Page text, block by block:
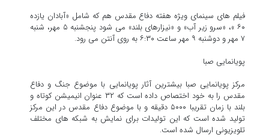
فیلم های سینمای ویژه هفته دفاع مقدس هم که شامل «آبادان یازده
۶۰ »، «سرو زیر آب» و «نیزارهای بلند» می شود پنجشنبه ۵ مهر، شنبه
۷ مهر و دوشنبه ۹ مهر ساعت ۶:۳۰ به روی آنتن می رود.
پویانمایی صبا
مرکز پویانمایی صبا بیشترین آثار پویانمایی با موضوع جنگ و دفاع
مقدس را به خود اختصاص داده است که ۳۲ عنوان انیمیشن کوتاه و
بلند با زمان تقریبا ۵۰۰۰ دقیقه و با موضوع دفاع مقدس در این مرکز
تولید شده است که این تولیدات برای نمایش به شبکه های مختلف
تلویزیونی ارسال شده است.